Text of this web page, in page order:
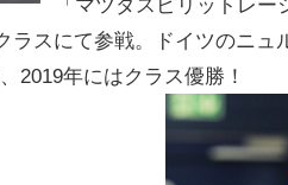
「マツダスピリットレ
ラスにて参戦。ドイツのニュ
2019年にはクラス優勝！